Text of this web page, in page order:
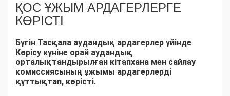
ҚОС ҰЖЫМ АРДАГЕРЛЕРГЕ
КӨРІСТІ
Бүгін Тасқала аудандық ардагерлер үйінде
Көрісу күніне орай аудандық
орталықтандырылған кітапхана мен сайлау
комиссиясының ұжымы ардагерлерді
құттықтап, көрісті.